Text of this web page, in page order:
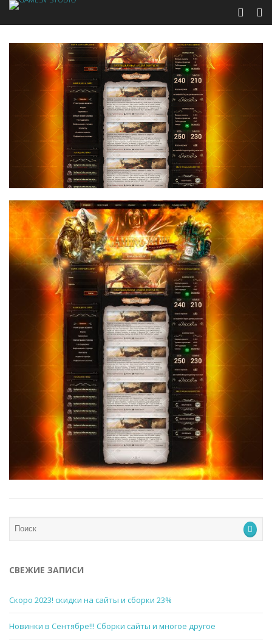
СВЕЖИЕ ЗАПИСИ
Скоро 2023! скидки на сайты и сборки 23%
Новинки в Сентябре!!! Сборки сайты и многое другое